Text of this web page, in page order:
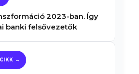
2023-ban. Így
banki felsővezetők